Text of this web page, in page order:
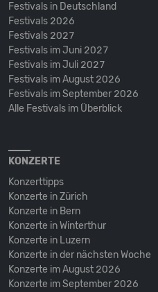
Festivals in Deutschland
Festivals 2026
Festivals 2027
Festivals im Juni 2027
Festivals im Juli 2027
Festivals im August 2026
Festivals im September 2026
Alle Festivals im Überblick
KONZERTE
Konzerttipps
Konzerte in Zürich
Konzerte in Bern
Konzerte in Winterthur
Konzerte in Luzern
Konzerte in der nächsten Woche
Konzerte im August 2026
Konzerte im September 2026